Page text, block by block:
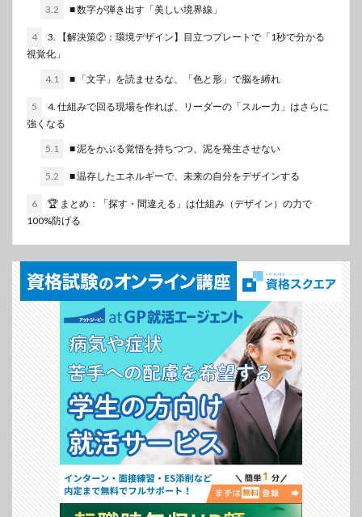
3.2 ■ 数字が弾き出す「美しい境界線」
4
3. 【解決策②：環境デザイン】目立つプレートで「1秒で分かる
視覚化」
4.1 ■ 「文字」を読ませるな、「色と形」で脳を縛れ
5
4. 仕組みで回る現場を作れば、リーダーの「スルー力」はさらに
強くなる
5.1 ■ 泥をかぶる覚悟を持ちつつ、泥を発生させない
5.2 ■ 温存したエネルギーで、未来の自分をデザインする
6
🏆 まとめ：「探す・間違える」は仕組み（デザイン）の力で
100%防げる